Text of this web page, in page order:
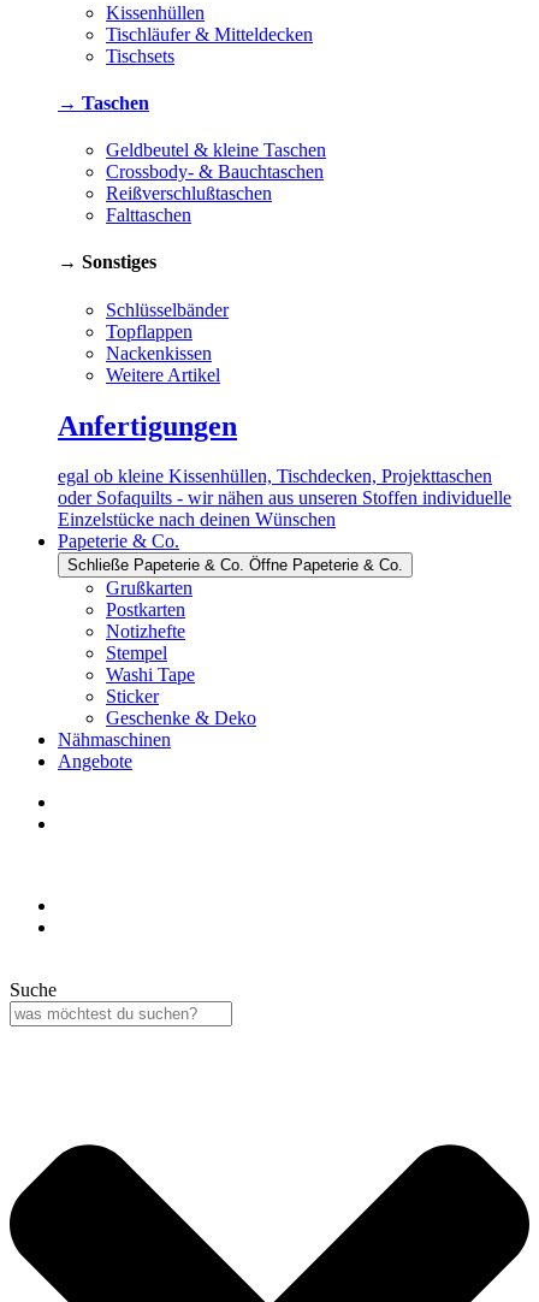
Kissenhüllen
Tischläufer & Mitteldecken
Tischsets
→ Taschen
Geldbeutel & kleine Taschen
Crossbody- & Bauchtaschen
Reißverschlußtaschen
Falttaschen
→ Sonstiges
Schlüsselbänder
Topflappen
Nackenkissen
Weitere Artikel
Anfertigungen
egal ob kleine Kissenhüllen, Tischdecken, Projekttaschen
oder Sofaquilts - wir nähen aus unseren Stoffen individuelle
Einzelstücke nach deinen Wünschen
Papeterie & Co.
Schließe Papeterie & Co. Öffne Papeterie & Co.
Grußkarten
Postkarten
Notizhefte
Stempel
Washi Tape
Sticker
Geschenke & Deko
Nähmaschinen
Angebote
Suche